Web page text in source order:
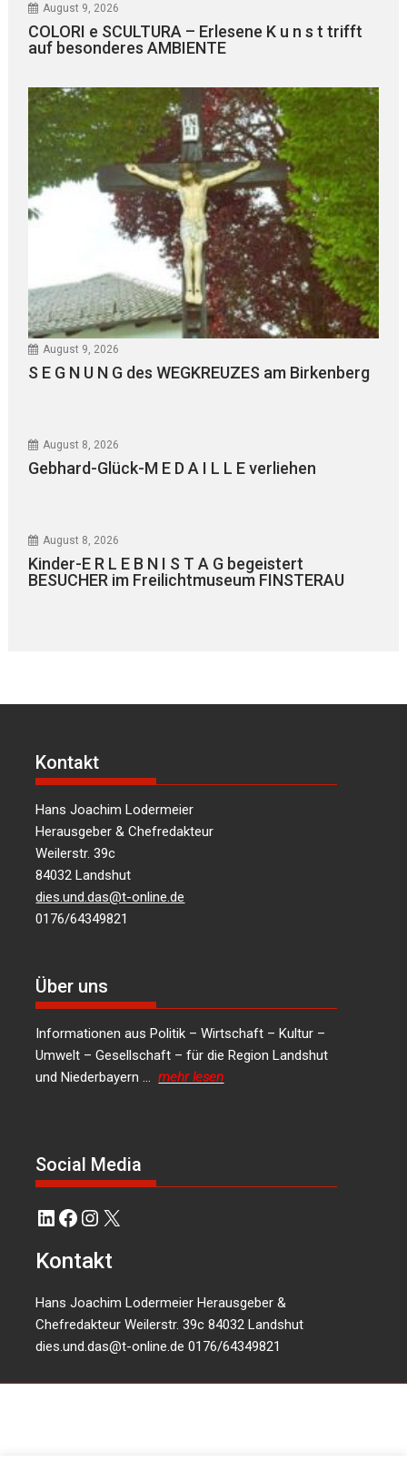
August 9, 2026
COLORI e SCULTURA – Erlesene K u n s t trifft
auf besonderes AMBIENTE
August 9, 2026
S E G N U N G des WEGKREUZES am Birkenberg
August 8, 2026
Gebhard-Glück-M E D A I L L E verliehen
August 8, 2026
Kinder-E R L E B N I S T A G begeistert
BESUCHER im Freilichtmuseum FINSTERAU
Kontakt
Hans Joachim Lodermeier
Herausgeber & Chefredakteur
Weilerstr. 39c
84032 Landshut
dies.und.das@t-online.de
0176/64349821
Über uns
Informationen aus Politik – Wirtschaft – Kultur –
Umwelt – Gesellschaft – für die Region Landshut
und Niederbayern …mehr lesen
Social Media
LinkedIn
Facebook
Instagram
X
Kontakt
Hans Joachim Lodermeier Herausgeber &
Chefredakteur Weilerstr. 39c 84032 Landshut
dies.und.das@t-online.de 0176/64349821